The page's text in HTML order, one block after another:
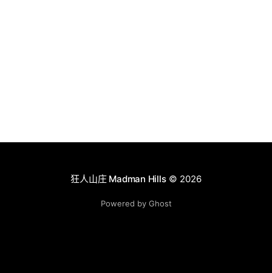
狂人山庄 Madman Hills© 2026
Powered by Ghost